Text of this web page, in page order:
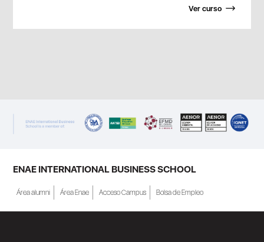
Ver curso
ENAE INTERNATIONAL BUSINESS SCHOOL
Área alumni Área Enae Acceso Campus Bolsa de Empleo